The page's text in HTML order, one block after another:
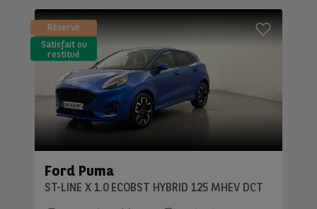
Réservé
Satisfait ou
restitué
(LLD)*
Ford Puma
ST-LINE X 1.0 ECOBST HYBRID 125 MHEV DCT